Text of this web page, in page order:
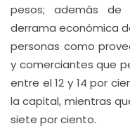
pesos; además de
derrama económica
personas como
y comerciantes que
entre el 12 y 14 por
la capital, mientras
siete por ciento.